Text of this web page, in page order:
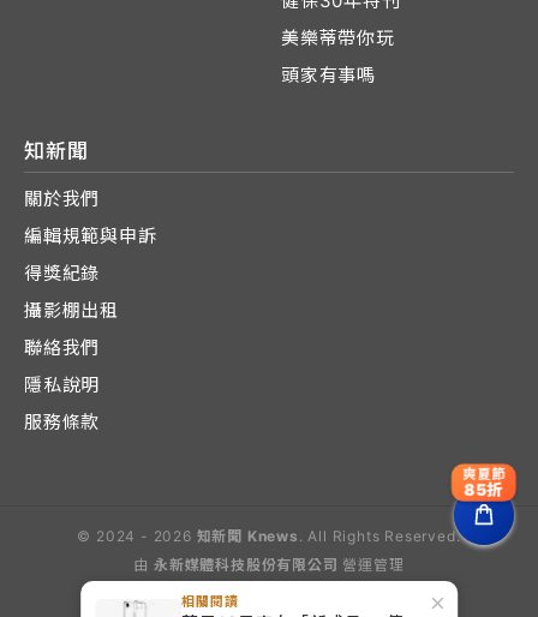
×
相關閱讀
美樂蒂帶你玩
頭家有事嗎
知新聞
關於我們
編輯規範與申訴
得獎紀錄
攝影棚出租
聯絡我們
隱私說明
服務條款
© 2024 - 2026 知新聞 Knews . All Rights Reserved.
由 永新媒體科技股份有限公司 營運管理
爽夏節
85折